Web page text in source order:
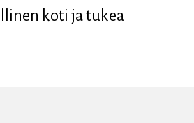
koti ja tukea